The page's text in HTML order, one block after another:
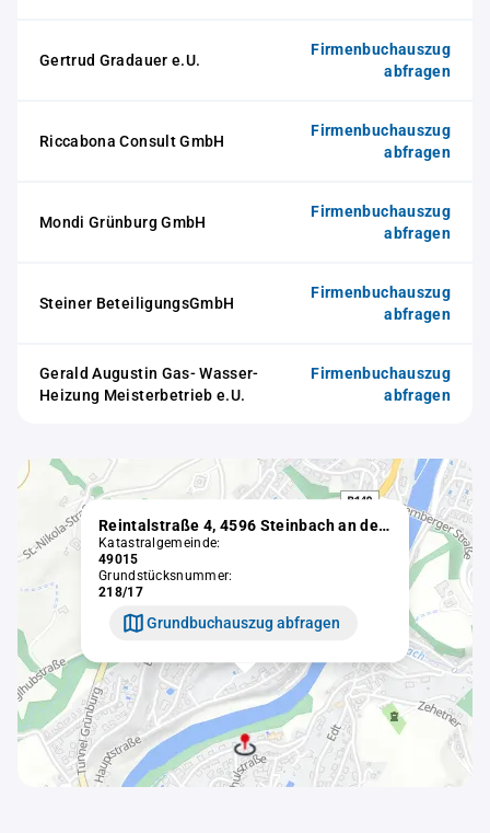
Gertrud Gradauer e.U.
Firmenbuchauszug
abfragen
Riccabona Consult GmbH
Firmenbuchauszug
abfragen
Mondi Grünburg GmbH
Firmenbuchauszug
abfragen
Steiner BeteiligungsGmbH
Firmenbuchauszug
abfragen
Gerald Augustin Gas- Wasser-
Heizung Meisterbetrieb e.U.
Firmenbuchauszug
abfragen
Reintalstraße 4, 4596 Steinbach an der Steyr
Katastralgemeinde:
49015
Grundstücksnummer:
218/17
Grundbuchauszug abfragen